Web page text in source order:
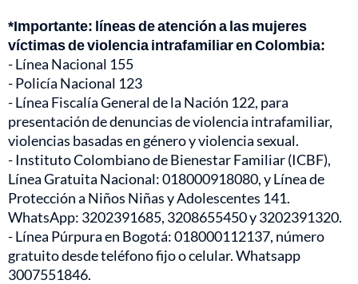
*Importante: líneas de atención a las mujeres
víctimas de violencia intrafamiliar en Colombia:
- Línea Nacional 155
- Policía Nacional 123
- Línea Fiscalía General de la Nación 122, para
presentación de denuncias de violencia intrafamiliar,
violencias basadas en género y violencia sexual.
- Instituto Colombiano de Bienestar Familiar (ICBF),
Línea Gratuita Nacional: 018000918080, y Línea de
Protección a Niños Niñas y Adolescentes 141.
WhatsApp: 3202391685, 3208655450 y 3202391320.
- Línea Púrpura en Bogotá: 018000112137, número
gratuito desde teléfono fijo o celular. Whatsapp
3007551846.